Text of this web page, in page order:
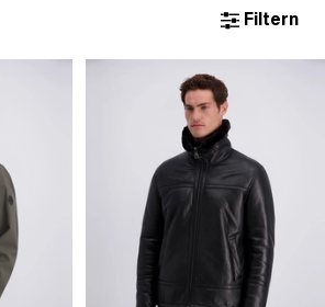
Filtern